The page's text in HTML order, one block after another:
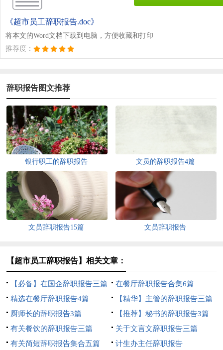
《超市员工辞职报告.doc》
将本文的Word文档下载到电脑，方便收藏和打印
推荐度：
辞职报告图文推荐
银行职工的辞职报告 文员的辞职报告4篇
文员辞职报告15篇 文员辞职报告
【超市员工辞职报告】相关文章：
【必备】在国企辞职报告三篇
在餐厅辞职报告合集6篇
精选在餐厅辞职报告4篇
【精华】主管的辞职报告三篇
厨师长的辞职报告3篇
【推荐】秘书的辞职报告3篇
有关餐饮的辞职报告三篇
关于文言文辞职报告三篇
有关简短辞职报告集合五篇
计生办主任辞职报告